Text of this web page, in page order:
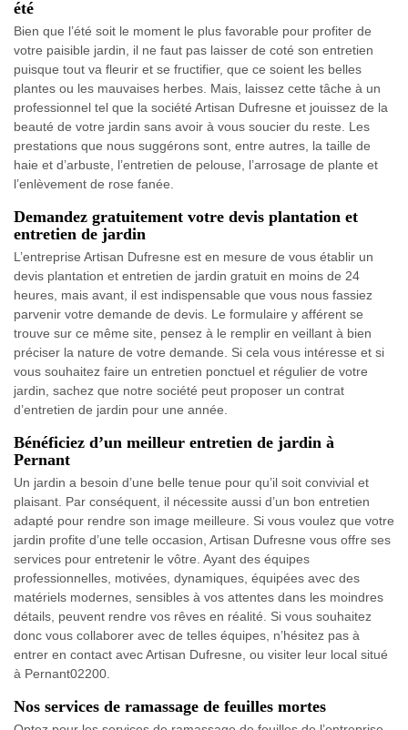
été
Bien que l’été soit le moment le plus favorable pour profiter de
votre paisible jardin, il ne faut pas laisser de coté son entretien
puisque tout va fleurir et se fructifier, que ce soient les belles
plantes ou les mauvaises herbes. Mais, laissez cette tâche à un
professionnel tel que la société Artisan Dufresne et jouissez de la
beauté de votre jardin sans avoir à vous soucier du reste. Les
prestations que nous suggérons sont, entre autres, la taille de
haie et d’arbuste, l’entretien de pelouse, l’arrosage de plante et
l’enlèvement de rose fanée.
Demandez gratuitement votre devis plantation et
entretien de jardin
L’entreprise Artisan Dufresne est en mesure de vous établir un
devis plantation et entretien de jardin gratuit en moins de 24
heures, mais avant, il est indispensable que vous nous fassiez
parvenir votre demande de devis. Le formulaire y afférent se
trouve sur ce même site, pensez à le remplir en veillant à bien
préciser la nature de votre demande. Si cela vous intéresse et si
vous souhaitez faire un entretien ponctuel et régulier de votre
jardin, sachez que notre société peut proposer un contrat
d’entretien de jardin pour une année.
Bénéficiez d’un meilleur entretien de jardin à
Pernant
Un jardin a besoin d’une belle tenue pour qu’il soit convivial et
plaisant. Par conséquent, il nécessite aussi d’un bon entretien
adapté pour rendre son image meilleure. Si vous voulez que votre
jardin profite d’une telle occasion, Artisan Dufresne vous offre ses
services pour entretenir le vôtre. Ayant des équipes
professionnelles, motivées, dynamiques, équipées avec des
matériels modernes, sensibles à vos attentes dans les moindres
détails, peuvent rendre vos rêves en réalité. Si vous souhaitez
donc vous collaborer avec de telles équipes, n’hésitez pas à
entrer en contact avec Artisan Dufresne, ou visiter leur local situé
à Pernant02200.
Nos services de ramassage de feuilles mortes